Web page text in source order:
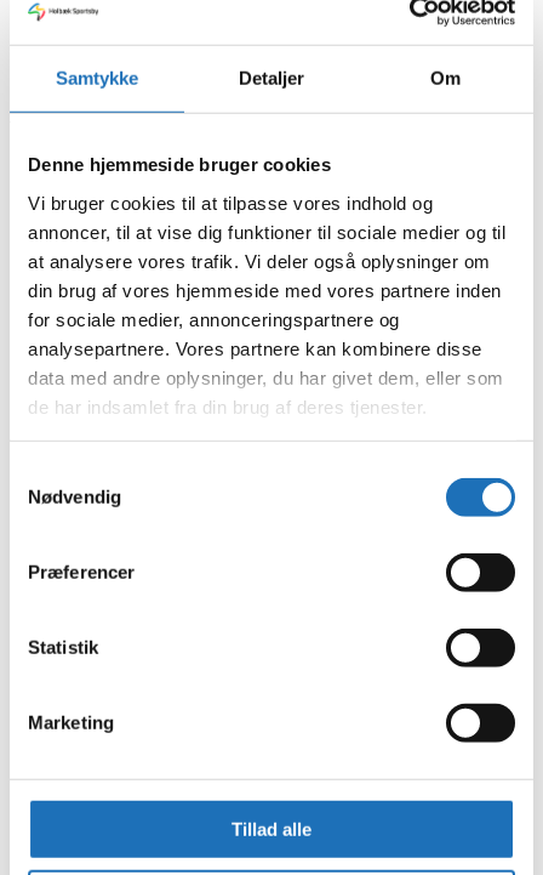
Samtykke Detaljer Om
Denne hjemmeside bruger cookies
Vi bruger cookies til at tilpasse vores indhold og
annoncer, til at vise dig funktioner til sociale medier og til
at analysere vores trafik. Vi deler også oplysninger om
din brug af vores hjemmeside med vores partnere inden
for sociale medier, annonceringspartnere og
analysepartnere. Vores partnere kan kombinere disse
data med andre oplysninger, du har givet dem, eller som
de har indsamlet fra din brug af deres tjenester.
Nødvendig
Præferencer
Statistik
Marketing
Tillad alle
Kampagne 1/7 – 15/8
Sommeråbningstider
Archives
august 2026
juni 2026
maj 2026
april 2026
marts 2026
februar 2026
januar 2026
december 2025
oktober 2025
september 2025
august 2025
juni 2025
marts 2025
februar 2025
november 2024
juli 2024
april 2024
marts 2024
januar 2024
december 2023
september 2023